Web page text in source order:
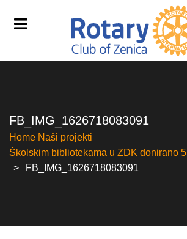
FB_IMG_1626718083091
Home Naši projekti
Školskim bibliotekama u ZDK donirano
FB_IMG_1626718083091